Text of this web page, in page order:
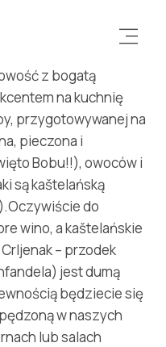
z bogatą
na kuchnię
przygotowywanej na
pieczona i
Bobu!!), owoców i
są kaštelańską
do
wino, a kaštelańskie
– przodek
jest dumą
będziecie się
w naszych
lub salach